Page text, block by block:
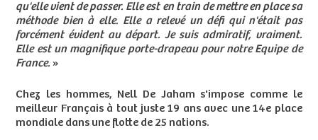
qu'elle vient de passer. Elle est en train de mettre en place sa
méthode bien à elle. Elle a relevé un défi qui n'était pas
forcément évident au départ. Je suis admiratif, vraiment.
Elle est un magnifique porte-drapeau pour notre Equipe de
France. »
Chez les hommes, Nell De Jaham s'impose comme le
meilleur Français à tout juste 19 ans avec une 14e place
mondiale dans une flotte de 25 nations.